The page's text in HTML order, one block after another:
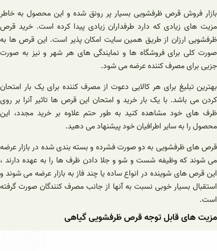
بازار فروش قرص ظرفشویی بسیار پر رونق شده و این محصول به خاطر
مزیت های زیادی که دارد طرفداران زیادی پیدا کرده است. خرید قرص
ظرفشویی ارزان از طریق همین سایت امکان پذیر است. این قرص ها به
صورت کلی برای فروشگاه ها و نمایندگی های هر شهر و نیز به صورت
جزیی برای مصرف کننده عرضه می شود.
بهترین تبلیغ برای هر کالایی دعوت از مصرف کننده برای یک بار امتحان
کردن می باشد. با یک بار خرید و امتحان این قرص ها تاثیر آنرا بر روی
ظرف های خود مشاهده کنید به طور حتم علاوه بر خرید مجدد، این
محصول را به سایر اطرافیان خود پیشنهاد می دهید.
قرص های ظرفشویی به دو صورت فشرده و بسته بندی شده در بازار عرضه
می شوند که وظیفه شست و شو و جلا دادن ظرف ها را به عهده دارند ،
این قرص های شوینده در انواع ساده یا چند فاز به بازار عرضه می شوند و
استقبال بسیار خوبی نسبت به آنها از جانب مصرف کنندگان صورت گرفته
است.
مزیت های قابل توجه قرص ظرفشویی گیاهی